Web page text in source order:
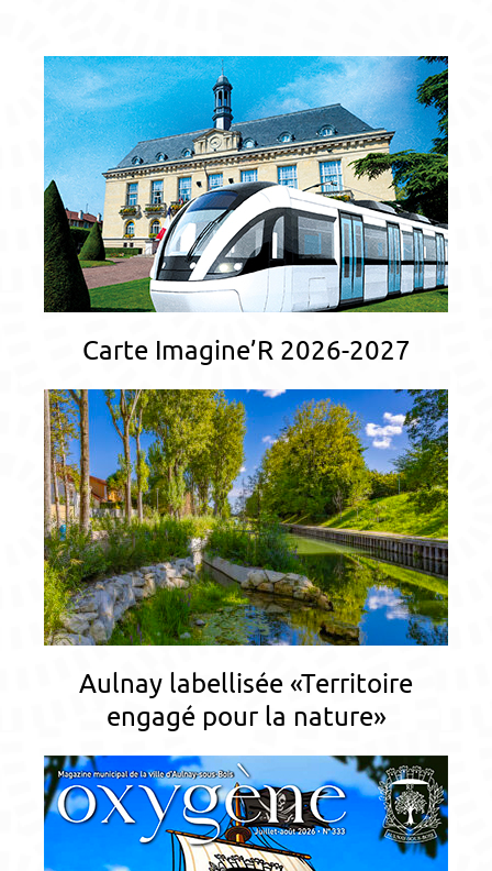
Carte Imagine’R 2026-2027
Aulnay labellisée «Territoire
engagé pour la nature»